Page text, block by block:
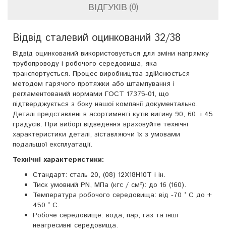
ВІДГУКІВ (0)
Відвід сталевий оцинкований 32/38
Відвід оцинкований використовується для зміни напрямку
трубопроводу і робочого середовища, яка
транспортується. Процес виробництва здійснюється
методом гарячого протяжки або штампування і
регламентований нормами ГОСТ 17375-01, що
підтверджується з боку нашої компанії документально.
Деталі представлені в асортименті кутів вигину 90, 60, і 45
градусів. При виборі відведення враховуйте технічні
характеристики деталі, зіставляючи їх з умовами
подальшої експлуатації.
Технічні характеристики:
Стандарт: сталь 20, (08) 12Х18Н10Т і ін.
Тиск умовний PN, МПа (кгс / см²): до 16 (160).
Температура робочого середовища: від -70 ° C до +
450 ° C.
Робоче середовище: вода, пар, газ та інші
неагресивні середовища.